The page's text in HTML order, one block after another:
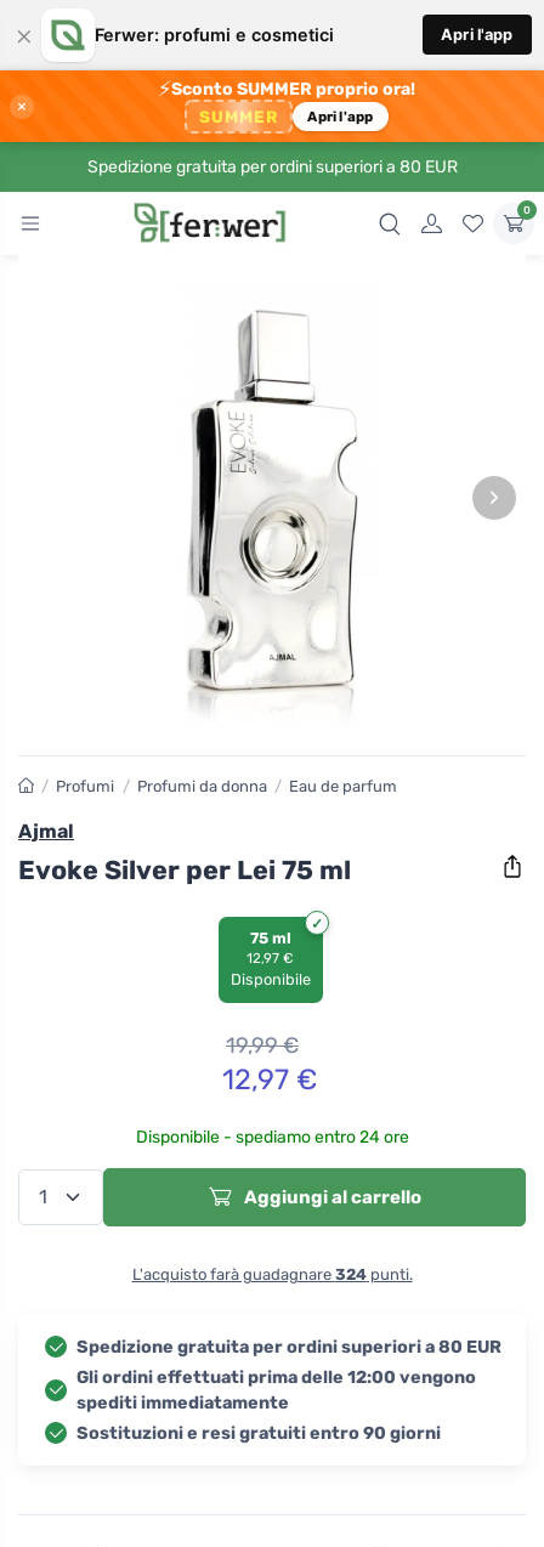
× Ferwer: profumi e cosmetici Apri l'app
×
⚡Sconto SUMMER proprio ora!
SUMMER Apri l'app
Spedizione gratuita per ordini superiori a 80 EUR
0
›
/ Profumi / Profumi da donna / Eau de parfum
Ajmal
Evoke Silver per Lei 75 ml
75 ml
12,97 €
Disponibile
19,99€
12,97 €
Disponibile - spediamo entro 24 ore
Aggiungi al carrello
L'acquisto farà guadagnare 324punti.
Spedizione gratuita per ordini superiori a 80 EUR
Gli ordini effettuati prima delle 12:00 vengono
spediti immediatamente
Sostituzioni e resi gratuiti entro 90 giorni